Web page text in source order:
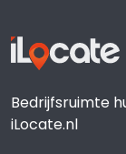
Bedrijfsruimte
iLocate.nl